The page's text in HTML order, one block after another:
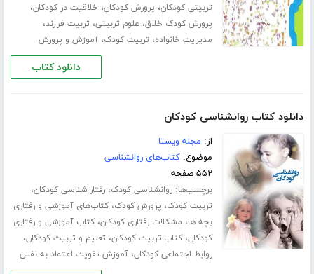
تربیتی کودکان، پرورش کودکان، خلاقیت در کودکان،
پرورش کودک خلاق، علوم تربیتی، تربیت فرزند،
مدیریت خانواده، تربیت کودک،آموزش و پرورش
دانلود کتاب
دانلود کتاب روانشناسی کودکان
از: مجله ویستا
موضوع:کتاب‌های روانشناسی
۵۵۲ صفحه
برچسب‌ها:روانشناسی کودک،رفتار شناسی کودکان،
تربیت کودک، پرورش کودک،کتاب‌های آموزشی و رفتاری
بچه ها، مشکلات رفتاری کودکان،کتاب آموزشی و رفتاری
کودکان،کتاب تربیت کودکان، تعلیم و تربیت کودکان،
روابط اجتماعی کودکان،آموزش تقویت اعتماد به نفس